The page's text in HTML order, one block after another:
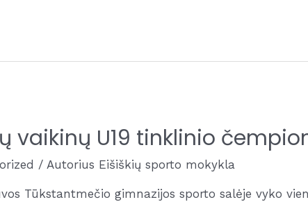
vaikinų U19 tinklinio
/ Autorius Eišiškių sporto mokykla
Tūkstantmečio gimnazijos sporto salėje vyko